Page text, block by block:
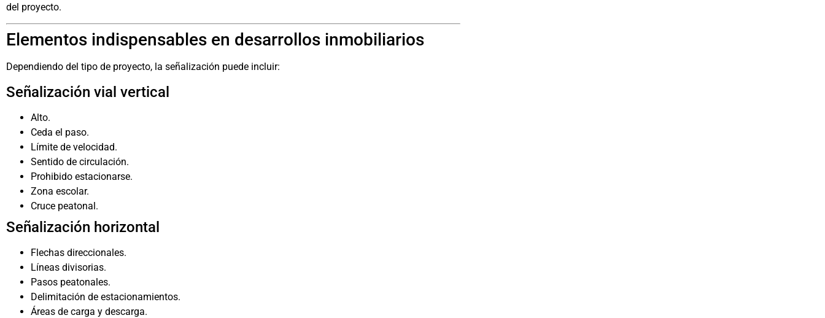
del proyecto.
Elementos indispensables en desarrollos inmobiliarios
Dependiendo del tipo de proyecto, la señalización puede incluir:
Señalización vial vertical
Alto.
Ceda el paso.
Límite de velocidad.
Sentido de circulación.
Prohibido estacionarse.
Zona escolar.
Cruce peatonal.
Señalización horizontal
Flechas direccionales.
Líneas divisorias.
Pasos peatonales.
Delimitación de estacionamientos.
Áreas de carga y descarga.